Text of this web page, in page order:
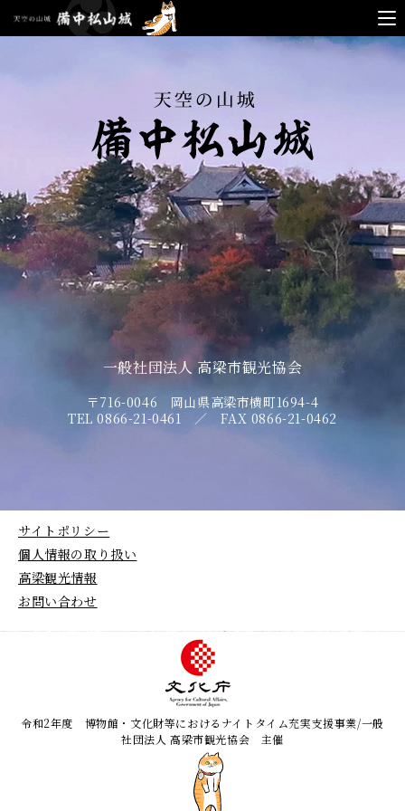
天空
の山
城
備中
松山
一般社団法人 高梁市観光協会
〒716-0046 岡山県高梁市横町1694-4
TEL 0866-21-0461 ／ FAX 0866-21-0462
サイトポリシー
個人情報の取り扱い
高梁観光情報
お問い合わせ
令和2年度 博物館・文化財等におけるナイトタイム充実支援事業/一般
社団法人 高梁市観光協会 主催